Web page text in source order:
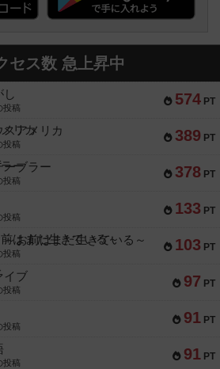
セス数 急上昇中
574 PT
し
投稿
389 PT
アメリカ
投稿
378 PT
ーブラー
投稿
133 PT
投稿
103 PT
お前はまだ生きている～
投稿
97 PT
イブ
投稿
91 PT
投稿
91 PT
投稿